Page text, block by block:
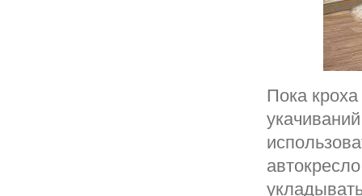
Пока